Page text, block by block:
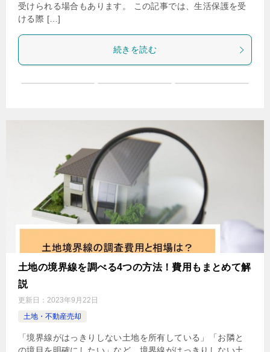
受けられる場合もあります。 この記事では、生活保護を受
ける際 […]
続きを読む
土地の境界線を調べる4つの方法！費用もまとめて解
説
更新日： 2023年9月22日
土地・不動産売却
「境界線がはっきりしない土地を所有している」「お隣と